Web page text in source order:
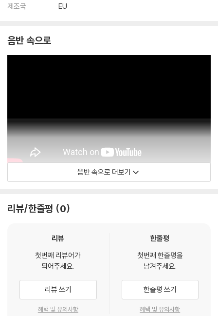
제조국
EU
음반 속으로
음반 속으로 더보기
리뷰/한줄평 0
리뷰
첫번째 리뷰어가
되어주세요.
리뷰 쓰기
혜택 및 유의사항
한줄평
첫번째 한줄평을
남겨주세요.
한줄평 쓰기
혜택 및 유의사항